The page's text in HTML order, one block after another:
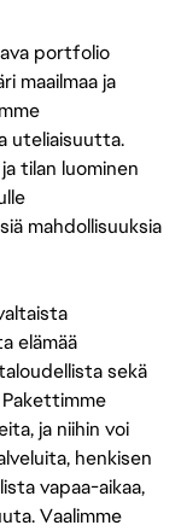
portfolio
maailmaa ja
uteliaisuutta.
tilan luominen
mahdollisuuksia
elämää
sekä
ja niihin voi
henkisen
vapaa-aikaa,
Vaalimme